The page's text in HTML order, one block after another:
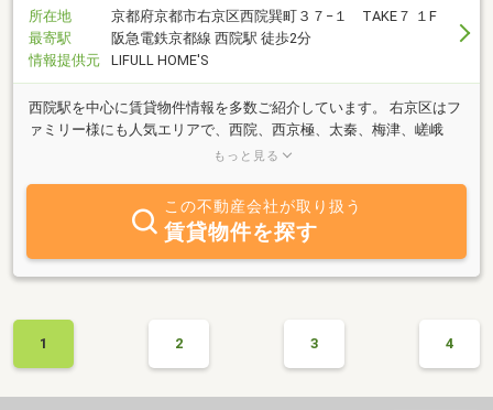
所在地
京都府京都市右京区西院巽町３７−１ TAKE７ １F
最寄駅
阪急電鉄京都線 西院駅 徒歩2分
情報提供元
LIFULL HOME'S
西院駅を中心に賃貸物件情報を多数ご紹介しています。 右京区はフ
ァミリー様にも人気エリアで、西院、西京極、太秦、梅津、嵯峨
野、嵯峨等の広範囲での物件をご用意しております。エリッツ西院
もっと見る
この不動産会社が取り扱う
賃貸物件を探す
1 2 3 4